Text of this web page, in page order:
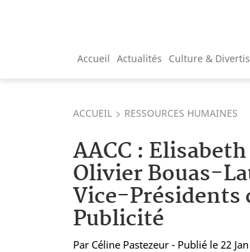
Accueil Actualités Culture &
ACCUEIL RESSOURCES HUMAINES
AACC :
Olivier Bouas-
Vice-Présidents
Publicité
Par Céline Pastezeur - Publié le 22